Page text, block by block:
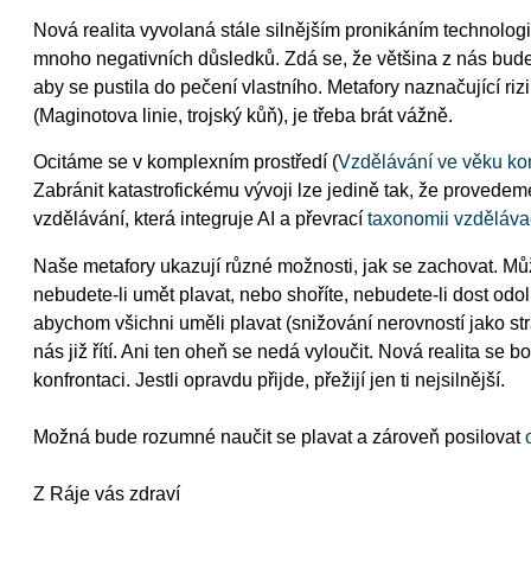
Nová realita vyvolaná stále silnějším pronikáním
mnoho negativních důsledků. Zdá se, že většina z nás
aby se pustila do pečení vlastního. Metafory naznačující
(Maginotova linie, trojský kůň), je třeba brát vážně.
Ocitáme se v komplexním prostředí (Vzdělávání ve věku
Zabránit katastrofickému vývoji lze jedině tak, že
vzdělávání, která integruje AI a převrací taxonomii
Naše metafory ukazují různé možnosti, jak se zachovat.
nebudete-li umět plavat, nebo shoříte, nebudete-li dost
abychom všichni uměli plavat (snižování nerovností jako
nás již řítí. Ani ten oheň se nedá vyloučit. Nová realita se
konfrontaci. Jestli opravdu přijde, přežijí jen ti nejsilnější.
Možná bude rozumné naučit se plavat a zároveň posilovat
Z Ráje vás zdraví